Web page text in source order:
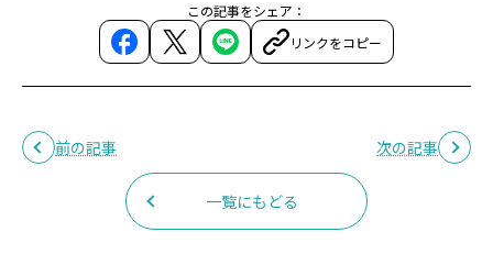
この記事をシェア：
リンクをコピー
前の記事
一覧にもどる
次の記事